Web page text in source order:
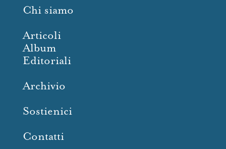
Chi siamo
Articoli
Album
Editoriali
Archivio
Sostienici
Contatti